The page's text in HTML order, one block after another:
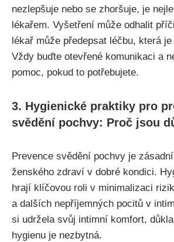
nezlepšuje nebo se zhoršuje, ⁣je⁢
lékařem. Vyšetření může odhalit
lékař​ může předepsat léčbu, která
Vždy buďte otevřené komunikaci⁣ a
pomoc, ‍pokud to potřebujete.
3. Hygienické praktiky pro
⁣svědění pochvy: ‌Proč jsou
Prevence svědění pochvy je
ženského zdraví v dobré kondici.
hrají klíčovou roli v minimalizaci
a dalších nepříjemných⁤ pocitů ​v
si udržela svůj intimní komfort,
hygienu je nezbytná.